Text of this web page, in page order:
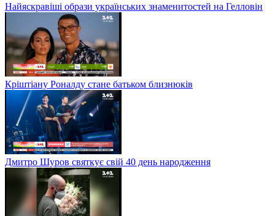
Найяскравіші образи українських знаменитостей на Гелловін
Кріштіану Роналду стане батьком близнюків
Дмитро Шуров святкує свій 40 день народження